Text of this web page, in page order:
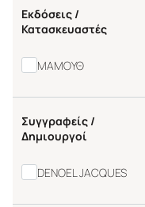
Εκδόσεις /
Κατασκευαστές
ΜΑΜΟΥΘ
Συγγραφείς /
Δημιουργοί
DENOEL JACQUES